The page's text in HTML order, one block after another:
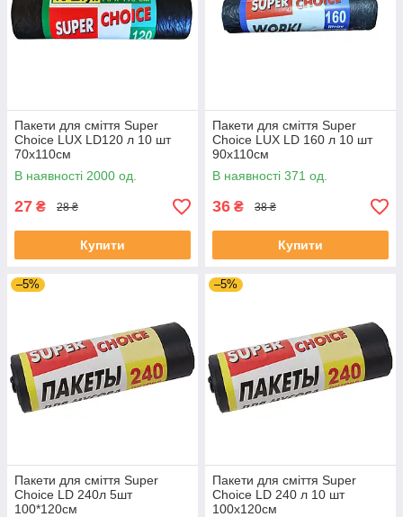
Пакети для сміття Super
Choice LUX LD120 л 10 шт
70х110см
В наявності 2000 од.
27 ₴ 28 ₴
Купити
Пакети для сміття Super
Choice LUX LD 160 л 10 шт
90х110см
В наявності 371 од.
36 ₴ 38 ₴
Купити
–5%
Пакети для сміття Super
Choice LD 240л 5шт
100*120см
–5%
Пакети для сміття Super
Choice LD 240 л 10 шт
100х120см